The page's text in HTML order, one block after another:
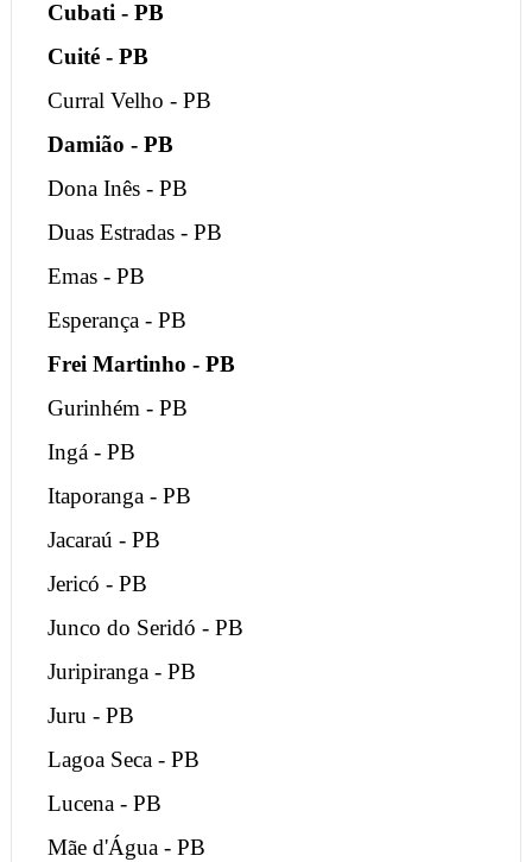
Cubati - PB
Cuité - PB
Curral Velho - PB
Damião - PB
Dona Inês - PB
Duas Estradas - PB
Emas - PB
Esperança - PB
Frei Martinho - PB
Gurinhém - PB
Ingá - PB
Itaporanga - PB
Jacaraú - PB
Jericó - PB
Junco do Seridó - PB
Juripiranga - PB
Juru - PB
Lagoa Seca - PB
Lucena - PB
Mãe d'Água - PB